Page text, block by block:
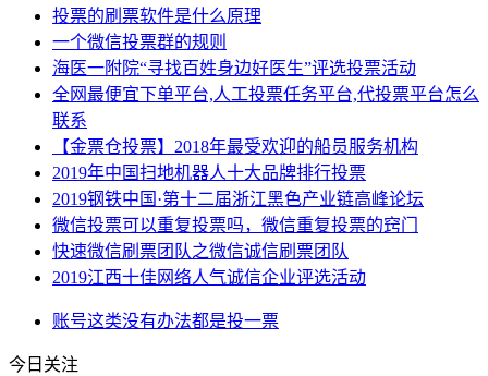
投票的刷票软件是什么原理
一个微信投票群的规则
海医一附院“寻找百姓身边好医生”评选投票活动
全网最便宜下单平台,人工投票任务平台,代投票平台怎么
联系
【金票仓投票】2018年最受欢迎的船员服务机构
2019年中国扫地机器人十大品牌排行投票
2019钢铁中国·第十二届浙江黑色产业链高峰论坛
微信投票可以重复投票吗，微信重复投票的窍门
快速微信刷票团队之微信诚信刷票团队
2019江西十佳网络人气诚信企业评选活动
账号这类没有办法都是投一票
今日关注